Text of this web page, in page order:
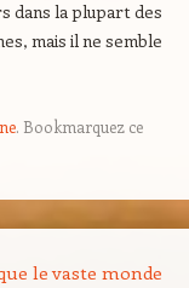
dans la plupart des
mais il ne semble
. Bookmarquez ce
le vaste monde